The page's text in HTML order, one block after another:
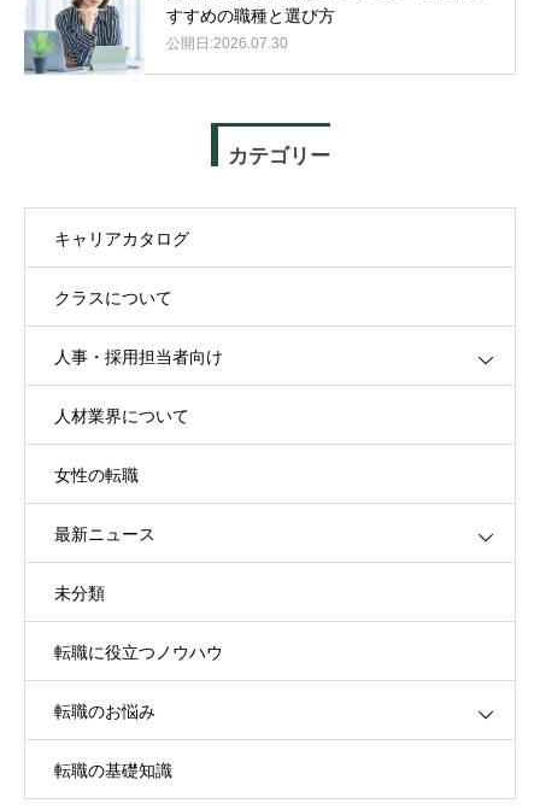
すすめの職種と選び方
2026.07.30
カテゴリー
キャリアカタログ
クラスについて
人事・採用担当者向け
人材業界について
女性の転職
最新ニュース
未分類
転職に役立つノウハウ
転職のお悩み
転職の基礎知識